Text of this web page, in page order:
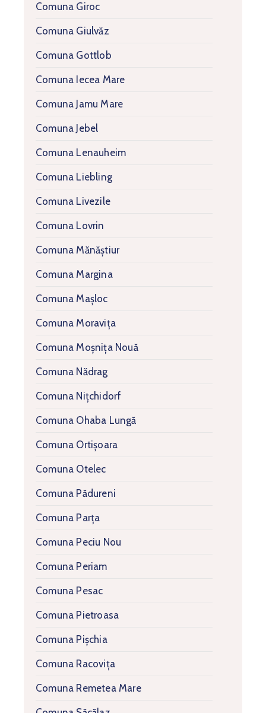
Comuna Giroc
Comuna Giulvăz
Comuna Gottlob
Comuna Iecea Mare
Comuna Jamu Mare
Comuna Jebel
Comuna Lenauheim
Comuna Liebling
Comuna Livezile
Comuna Lovrin
Comuna Mănăștiur
Comuna Margina
Comuna Mașloc
Comuna Moravița
Comuna Moșnița Nouă
Comuna Nădrag
Comuna Nițchidorf
Comuna Ohaba Lungă
Comuna Ortișoara
Comuna Otelec
Comuna Pădureni
Comuna Parța
Comuna Peciu Nou
Comuna Periam
Comuna Pesac
Comuna Pietroasa
Comuna Pișchia
Comuna Racovița
Comuna Remetea Mare